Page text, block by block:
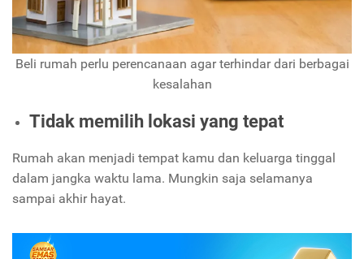
Beli rumah perlu perencanaan agar terhindar dari berbagai
kesalahan
Tidak memilih lokasi yang tepat
Rumah akan menjadi tempat kamu dan keluarga tinggal
dalam jangka waktu lama. Mungkin saja selamanya
sampai akhir hayat.